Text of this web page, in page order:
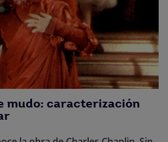
mudo: caracterización